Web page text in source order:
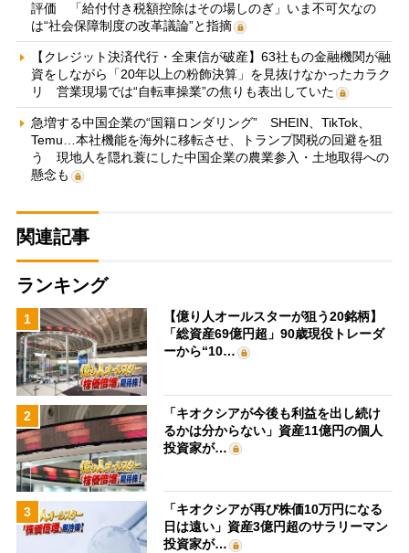
評価 「給付付き税額控除はその場しのぎ」いま不可欠なの
は“社会保障制度の改革議論”と指摘
【クレジット決済代行・全東信が破産】63社もの金融機関が融
資をしながら「20年以上の粉飾決算」を見抜けなかったカラク
リ 営業現場では“自転車操業”の焦りも表出していた
急増する中国企業の“国籍ロンダリング” SHEIN、TikTok、
Temu…本社機能を海外に移転させ、トランプ関税の回避を狙
う 現地人を隠れ蓑にした中国企業の農業参入・土地取得への
懸念も
関連記事
ランキング
1
【億り人オールスターが狙う20銘柄】
「総資産69億円超」90歳現役トレーダ
ーから“10…
2
「キオクシアが今後も利益を出し続け
るかは分からない」資産11億円の個人
投資家が…
3
「キオクシアが再び株価10万円になる
日は遠い」資産3億円超のサラリーマン
投資家が…